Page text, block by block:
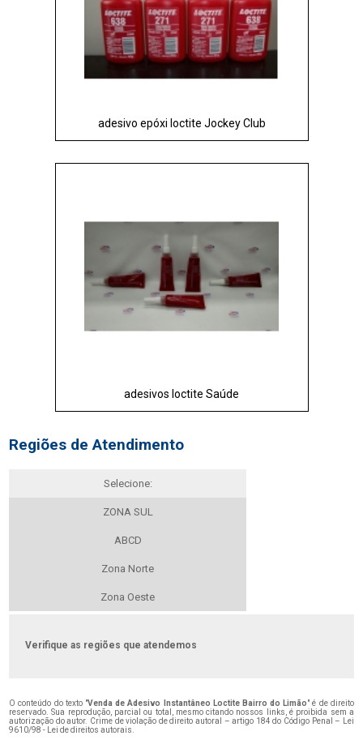
adesivo epóxi loctite Jockey Club
adesivos loctite Saúde
Regiões de Atendimento
Selecione:
ZONA SUL
ABCD
Zona Norte
Zona Oeste
Verifique as regiões que atendemos
O conteúdo do texto "Venda de Adesivo Instantâneo Loctite Bairro do Limão" é de direito
reservado. Sua reprodução, parcial ou total, mesmo citando nossos links, é proibida sem a
autorização do autor. Crime de violação de direito autoral – artigo 184 do Código Penal –
Lei
9610/98 - Lei de direitos autorais